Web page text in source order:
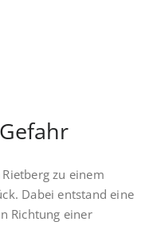
zu einem
Dabei entstand eine
Richtung einer